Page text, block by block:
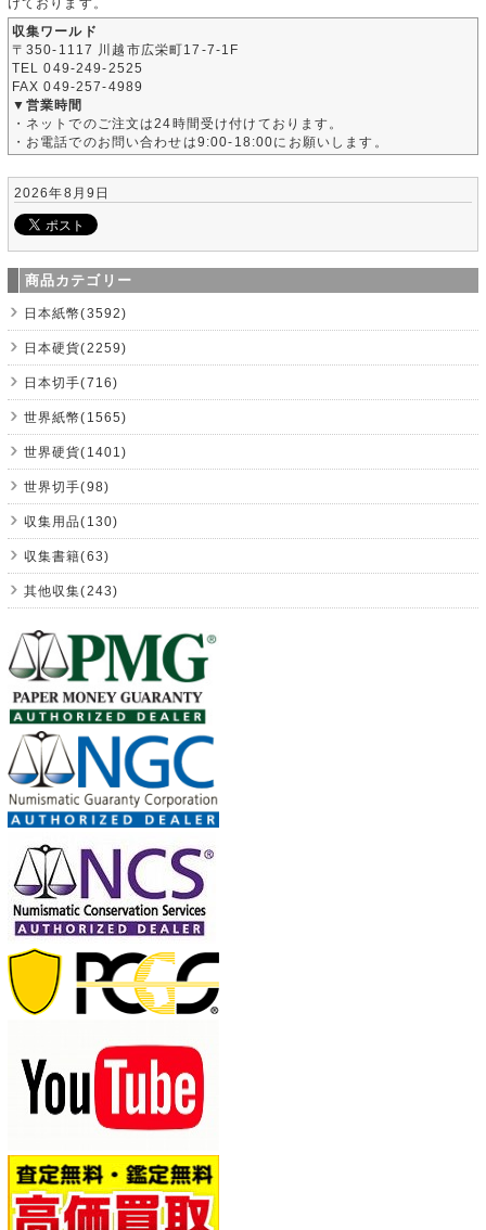
収集ワールド
〒350-1117 川越市広栄町17-7-1F
TEL 049-249-2525
FAX 049-257-4989
▼営業時間
・ネットでのご注文は24時間受け付けております。
・お電話でのお問い合わせは9:00-18:00にお願いします。
2026年8月9日
商品カテゴリー
日本紙幣(3592)
日本硬貨(2259)
日本切手(716)
世界紙幣(1565)
世界硬貨(1401)
世界切手(98)
収集用品(130)
収集書籍(63)
其他収集(243)